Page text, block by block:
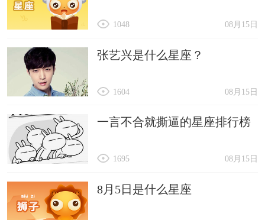
08月15日
1048
张艺兴是什么星座？
08月15日
1604
一言不合就撕逼的星座排行榜
08月15日
1695
8月5日是什么星座